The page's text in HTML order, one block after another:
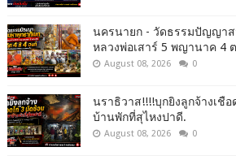
นครนายก - วัดธรรมปัญญาส
หลวงพ่อเสาร์ 5 พญานาค 4
August 08, 2026 0
นราธิวาส!!!!บุกยิงลูกจ้างเชื
บ้านพักที่สุไหงปาดี.
August 08, 2026 0